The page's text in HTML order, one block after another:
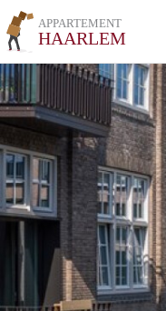
APPARTEMENT
HAARLEM